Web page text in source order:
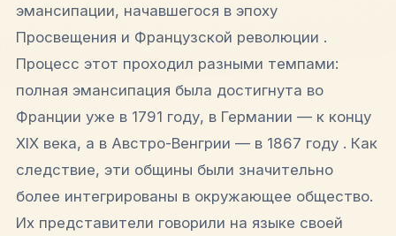
эмансипации, начавшегося в эпоху
Просвещения и Французской революции .
Процесс этот проходил разными темпами:
полная эмансипация была достигнута во
Франции уже в 1791 году, в Германии — к концу
XIX века, а в Австро-Венгрии — в 1867 году . Как
следствие, эти общины были значительно
более интегрированы в окружающее общество.
Их представители говорили на языке своей